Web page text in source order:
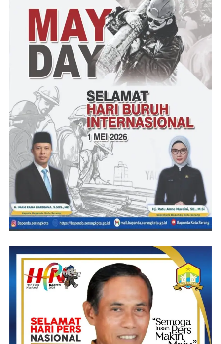
Walaupun saat ini ada harga yang naik itu mekanisme
pasar, bukan karena tidak adanya barang,”harapnya.
“Pergerakan harga itu kan mekanisme pasar. Ya itu
tidak jauh dan terkendali sesuai dengan koridor batasan
yang ada,” tandasnya.
Dalam kegiatan tersebut diikuti oleh seluruh perwakilan
Tim Pengendali Inflasi Daerah (TPID) Kabupaten/Kota
se-Provinsi Banten, Korem 064 Maulana Yusuf,
Kepolisian Daerah Banten, BPS Provinsi Banten,
sejumlah Organisasi Perangkat Daerah (OPD) di
Lingkungan Provinsi Banten serta Badan Usaha Milik
Daerah (BUMD) Provinsi Banten PT Agrobisnis Banten
Mandiri (ABM).(Redaksi)
Post Views: 9